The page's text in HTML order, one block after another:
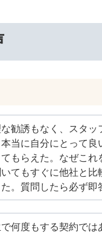
勧誘もなく、スタッ
本当に自分にとって良
もらえた。なぜこれ
いてもすぐに他社と比
。質問したら必ず即
で何度もする契約では